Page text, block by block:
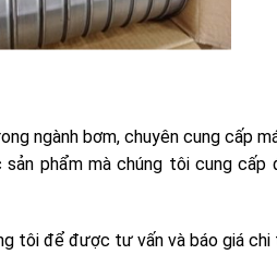
ngành bơm, chuyên cung cấp
phẩm mà chúng tôi cung cấp
tôi để được tư vấn và báo giá